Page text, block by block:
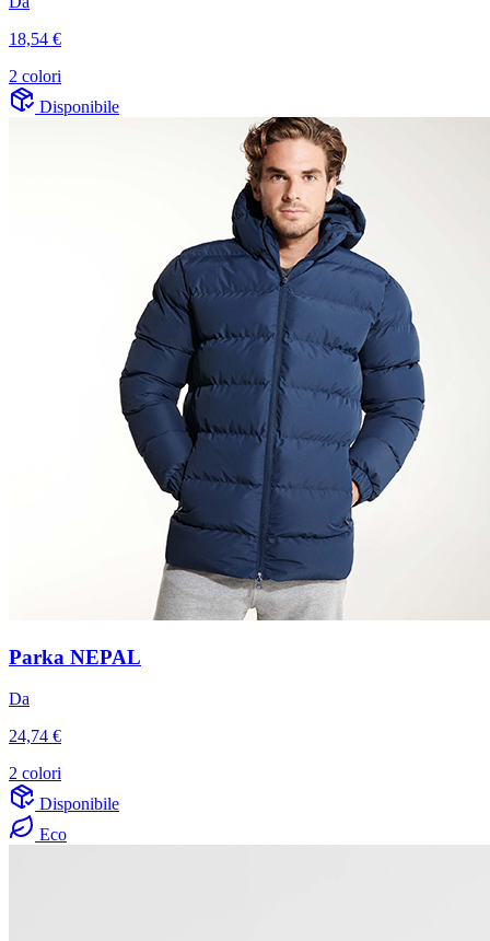
18,54 €
2 colori
Disponibile
Parka NEPAL
Da
24,74 €
2 colori
Disponibile
Eco